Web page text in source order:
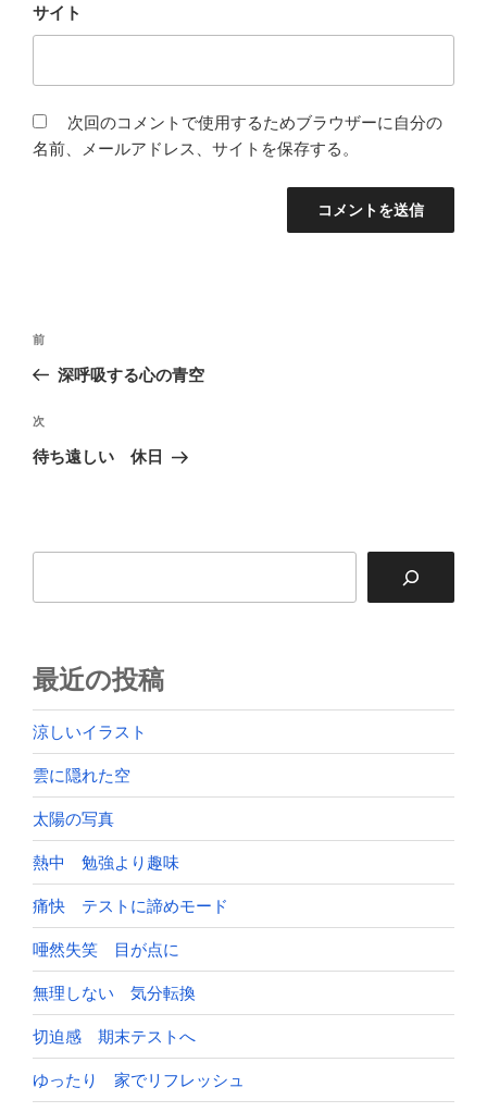
サイト
次回のコメントで使用するためブラウザーに自分の
名前、メールアドレス、サイトを保存する。
投
ビ
ゲ
前
の
稿
前
深呼吸する心の青空
次
の
次
待ち遠しい 休日
最近の投稿
涼しいイラスト
雲に隠れた空
太陽の写真
熱中 勉強より趣味
痛快 テストに諦めモード
唖然失笑 目が点に
無理しない 気分転換
切迫感 期末テストへ
ゆったり 家でリフレッシュ